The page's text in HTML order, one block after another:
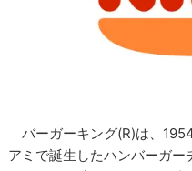
バーガーキング(R)は、
アミで誕生したハンバーガ